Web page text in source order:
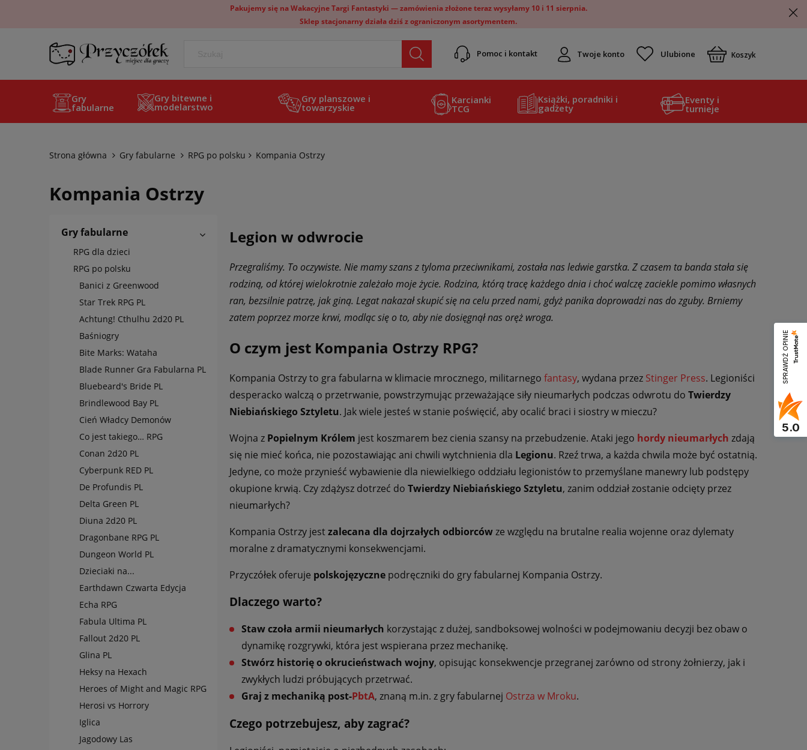
Pakujemy się na Wakacyjne Targi Fantastyki — zamówienia złożone teraz wysyłamy 10 i 11 sierpnia.
Sklep stacjonarny działa dziś z ograniczonym asortymentem.
Pomoc i kontakt Twoje konto Koszyk
Gry
fabularne
Gry bitewne i
modelarstwo
Gry planszowe i
towarzyskie
Karcianki
TCG
Książki, poradniki i
gadżety
Eventy i
turnieje
Strona główna Gry fabularne RPG po polsku Kompania Ostrzy
Kompania Ostrzy
Gry fabularne
RPG dla dzieci
RPG po polsku
Banici z Greenwood
Star Trek RPG PL
Achtung! Cthulhu 2d20 PL
Baśniogry
Bite Marks: Wataha
Blade Runner Gra Fabularna PL
Bluebeard's Bride PL
Brindlewood Bay PL
Cień Władcy Demonów
Co jest takiego… RPG
Conan 2d20 PL
Cyberpunk RED PL
De Profundis PL
Delta Green PL
Diuna 2d20 PL
Dragonbane RPG PL
Dungeon World PL
Dzieciaki na...
Earthdawn Czwarta Edycja
Echa RPG
Fabula Ultima PL
Fallout 2d20 PL
Glina PL
Heksy na Hexach
Heroes of Might and Magic RPG
Herosi vs Horrory
Iglica
Jagodowy Las
Legion w odwrocie
Przegraliśmy. To oczywiste. Nie mamy szans z tyloma przeciwnikami, została nas ledwie garstka. Z czasem ta banda stała się
rodziną, od której wielokrotnie zależało moje życie. Rodzina, którą tracę każdego dnia i choć walczę zaciekle pomimo własnych
ran, bezsilnie patrzę, jak giną. Legat nakazał skupić się na celu przed nami, gdyż panika doprowadzi nas do zguby. Brniemy
zatem poprzez morze krwi, modląc się o to, aby nie dosięgnął nas oręż wroga.
O czym jest Kompania Ostrzy RPG?
Kompania Ostrzy to gra fabularna w klimacie mrocznego, militarnego fantasy, wydana przez Stinger Press. Legioniści
desperacko walczą o przetrwanie, powstrzymując przeważające siły nieumarłych podczas odwrotu do Twierdzy
Niebiańskiego Sztyletu. Jak wiele jesteś w stanie poświęcić, aby ocalić braci i siostry w mieczu?
Wojna z Popielnym Królem jest koszmarem bez cienia szansy na przebudzenie. Ataki jego hordy nieumarłych zdają
się nie mieć końca, nie pozostawiając ani chwili wytchnienia dla Legionu. Rzeź trwa, a każda chwila może być ostatnią.
Jedyne, co może przynieść wybawienie dla niewielkiego oddziału legionistów to przemyślane manewry lub podstępy
okupione krwią. Czy zdążysz dotrzeć do Twierdzy Niebiańskiego Sztyletu, zanim oddział zostanie odcięty przez
nieumarłych?
Kompania Ostrzy jestzalecana dla dojrzałych odbiorcówze względu na brutalne realia wojenne oraz dylematy
moralne z dramatycznymi konsekwencjami.
Przyczółek oferuje polskojęzyczne podręczniki do gry fabularnej Kompania Ostrzy.
Dlaczego warto?
Staw czoła armii nieumarłych korzystając z dużej, sandboksowej wolności w podejmowaniu decyzji bez obaw o
dynamikę rozgrywki, która jest wspierana przez mechanikę.
Stwórz historię o okrucieństwach wojny, opisując konsekwencje przegranej zarówno od strony żołnierzy, jak i
zwykłych ludzi próbujących przetrwać.
Graj z mechaniką post-PbtA, znaną m.in. z gry fabularnej Ostrza w Mroku.
Czego potrzebujesz, aby zagrać?
SPRAWDŹ OPINIE
5.0